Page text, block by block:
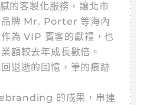
的客製化服務，讓北市
品牌 Mr. Porter 等海內
為 VIP 賓客的獻禮，也
額較去年成長數倍。
退逝的回憶，筆的痕跡
的成果，串連